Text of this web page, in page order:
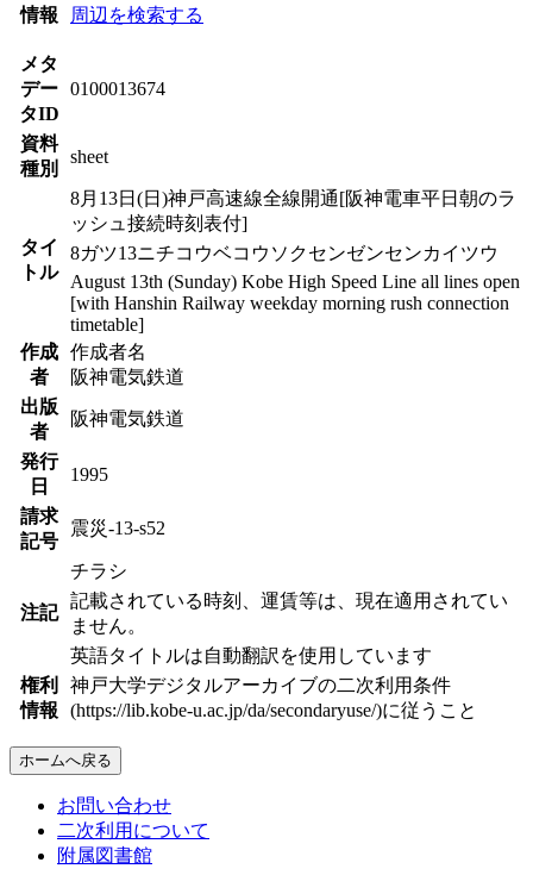
情報
周辺を検索する
メタ
デー
タID
0100013674
資料
種別
sheet
タイ
トル
8月13日(日)神戸高速線全線開通[阪神電車平日朝のラ
ッシュ接続時刻表付]
8ガツ13ニチコウベコウソクセンゼンセンカイツウ
August 13th (Sunday) Kobe High Speed ​​Line all lines open
[with Hanshin Railway weekday morning rush connection
timetable]
作成
者
作成者名
阪神電気鉄道
出版
者
阪神電気鉄道
発行
日
1995
請求
記号
震災-13-s52
注記
チラシ
記載されている時刻、運賃等は、現在適用されてい
ません。
英語タイトルは自動翻訳を使用しています
権利
情報
神戸大学デジタルアーカイブの二次利用条件
(https://lib.kobe-u.ac.jp/da/secondaryuse/)に従うこと
ホームへ戻る
お問い合わせ
二次利用について
附属図書館